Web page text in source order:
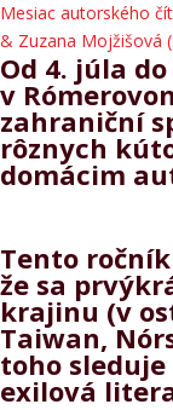
Mesiac autorského
& Zuzana Mojžišová
Od 4. júla
v
zahraniční
rôznych
domácim
Tento
že sa
krajinu (v
Taiwan,
toho
exilová